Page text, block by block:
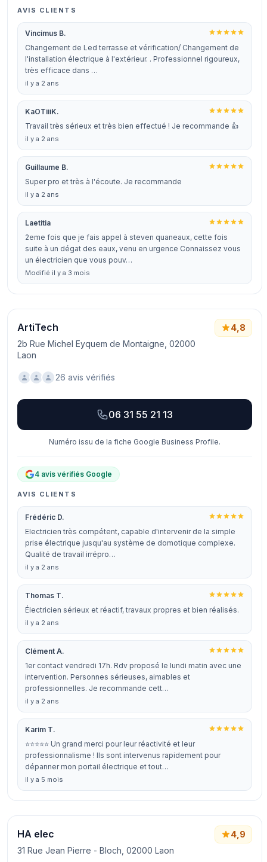
AVIS CLIENTS
Vincimus B.
Changement de Led terrasse et vérification/ Changement de
l'installation électrique à l'extérieur. . Professionnel rigoureux,
très efficace dans …
il y a 2 ans
KaOTiiiK.
Travail très sérieux et très bien effectué ! Je recommande 👍
il y a 2 ans
Guillaume B.
Super pro et très à l'écoute. Je recommande
il y a 2 ans
Laetitia
2eme fois que je fais appel à steven quaneaux, cette fois
suite à un dégat des eaux, venu en urgence Connaissez vous
un électricien que vous pouv…
Modifié il y a 3 mois
ArtiTech
2b Rue Michel Eyquem de Montaigne, 02000
Laon
4,8
26 avis vérifiés
06 31 55 21 13
Numéro issu de la fiche Google Business Profile.
4 avis vérifiés Google
AVIS CLIENTS
Frédéric D.
Electricien très compétent, capable d'intervenir de la simple
prise électrique jusqu'au système de domotique complexe.
Qualité de travail irrépro…
il y a 2 ans
Thomas T.
Électricien sérieux et réactif, travaux propres et bien réalisés.
il y a 2 ans
Clément A.
1er contact vendredi 17h. Rdv proposé le lundi matin avec une
intervention. Personnes sérieuses, aimables et
professionnelles. Je recommande cett…
il y a 2 ans
Karim T.
⭐⭐⭐⭐⭐ Un grand merci pour leur réactivité et leur
professionnalisme ! Ils sont intervenus rapidement pour
dépanner mon portail électrique et tout…
il y a 5 mois
HA elec
31 Rue Jean Pierre - Bloch, 02000 Laon
4,9